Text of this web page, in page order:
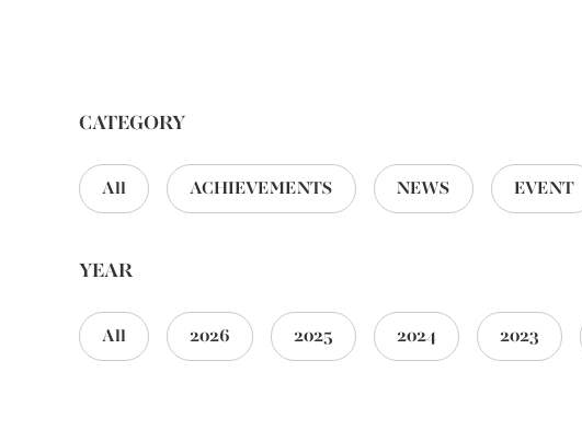
CATEGORY
All ACHIEVEMENTS NEWS EVENT
YEAR
All 2026 2025 2024 2023